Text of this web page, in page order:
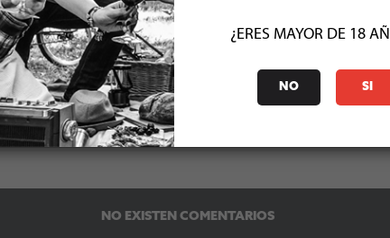
COMENTARIOS (0)
NO EXISTEN COMENTARIOS
¿ERES MAYOR DE 18
NO SI